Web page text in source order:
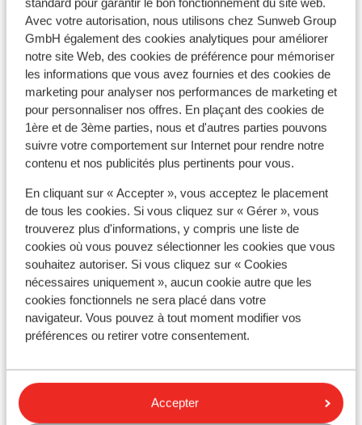
standard pour garantir le bon fonctionnement du site web.
Avec votre autorisation, nous utilisons chez Sunweb Group
GmbH également des cookies analytiques pour améliorer
notre site Web, des cookies de préférence pour mémoriser
les informations que vous avez fournies et des cookies de
marketing pour analyser nos performances de marketing et
pour personnaliser nos offres. En plaçant des cookies de
1ère et de 3ème parties, nous et d'autres parties pouvons
suivre votre comportement sur Internet pour rendre notre
contenu et nos publicités plus pertinents pour vous.
En cliquant sur « Accepter », vous acceptez le placement
de tous les cookies. Si vous cliquez sur « Gérer », vous
trouverez plus d'informations, y compris une liste de
cookies où vous pouvez sélectionner les cookies que vous
souhaitez autoriser. Si vous cliquez sur « Cookies
nécessaires uniquement », aucun cookie autre que les
cookies fonctionnels ne sera placé dans votre
navigateur. Vous pouvez à tout moment modifier vos
préférences ou retirer votre consentement.
Accepter
Afficher sur la carte
À proximité
Distance du centre-ville: environ 300 mètres
Distance jusqu'aux pistes de ski environ 0 mètres
Distance aux magasins les plus proches environ
300 mètres
Forfait, cours et matériel de ski
Forfait remontées mécaniques
Cours de ski